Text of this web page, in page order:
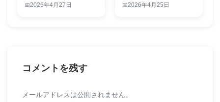
を徹底検…
2026年4月27日
バ…
2026年4月25日
コメントを残す
メールアドレスは公開されません。